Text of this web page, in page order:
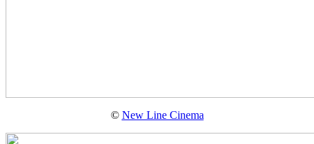
© New Line Cinema